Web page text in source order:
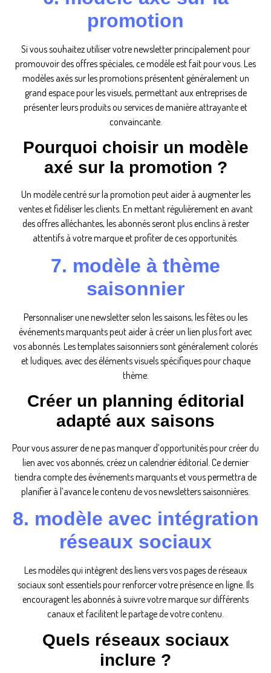
promotion
Si vous souhaitez utiliser votre newsletter principalement pour
promouvoir des offres spéciales, ce modèle est fait pour vous. Les
modèles axés sur les promotions présentent généralement un
grand espace pour les visuels, permettant aux entreprises de
présenter leurs produits ou services de manière attrayante et
convaincante.
Pourquoi choisir un modèle
axé sur la promotion ?
Un modèle centré sur la promotion peut aider à augmenter les
ventes et fidéliser les clients. En mettant régulièrement en avant
des offres alléchantes, les abonnés seront plus enclins à rester
attentifs à votre marque et profiter de ces opportunités.
7. modèle à thème
saisonnier
Personnaliser une newsletter selon les saisons, les fêtes ou les
événements marquants peut aider à créer un lien plus fort avec
vos abonnés. Les templates saisonniers sont généralement colorés
et ludiques, avec des éléments visuels spécifiques pour chaque
thème.
Créer un planning éditorial
adapté aux saisons
Pour vous assurer de ne pas manquer d’opportunités pour créer du
lien avec vos abonnés, créez un calendrier éditorial. Ce dernier
tiendra compte des événements marquants et vous permettra de
planifier à l’avance le contenu de vos newsletters saisonnières.
8. modèle avec intégration
réseaux sociaux
Les modèles qui intègrent des liens vers vos pages de réseaux
sociaux sont essentiels pour renforcer votre présence en ligne. Ils
encouragent les abonnés à suivre votre marque sur différents
canaux et facilitent le partage de votre contenu.
Quels réseaux sociaux
inclure ?